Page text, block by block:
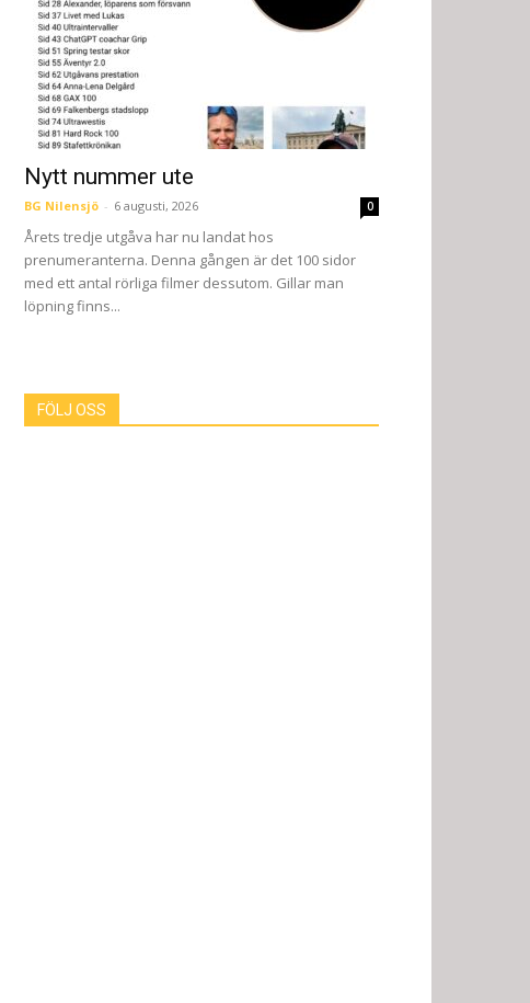
Nytt nummer ute
BG Nilensjö - 6 augusti, 2026 0
Årets tredje utgåva har nu landat hos
prenumeranterna. Denna gången är det 100 sidor
med ett antal rörliga filmer dessutom. Gillar man
löpning finns...
FÖLJ OSS